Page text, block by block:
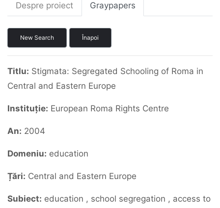
Despre proiect Graypapers
New Search Înapoi
Titlu: Stigmata: Segregated Schooling of Roma in
Central and Eastern Europe
Instituție: European Roma Rights Centre
An: 2004
Domeniu: education
Țări: Central and Eastern Europe
Subiect: education , school segregation , access to